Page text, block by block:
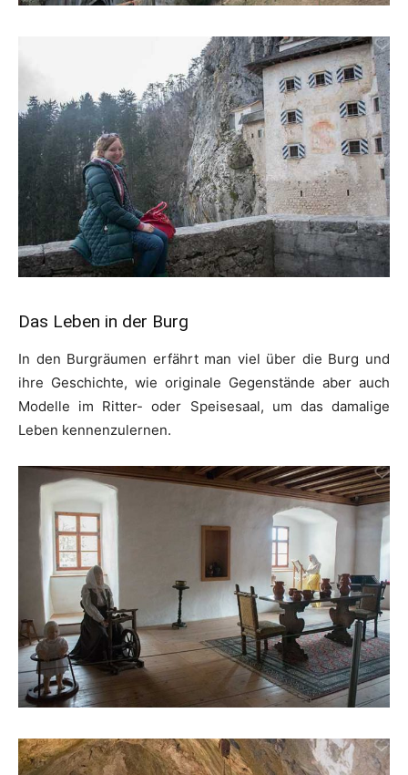
Das Leben in der Burg
In den Burgräumen erfährt man viel über die Burg und
ihre Geschichte, wie originale Gegenstände aber auch
Modelle im Ritter- oder Speisesaal, um das damalige
Leben kennenzulernen.